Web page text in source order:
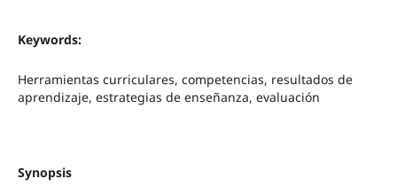
Keywords:
Herramientas curriculares, competencias, resultados de
aprendizaje, estrategias de enseñanza, evaluación
Synopsis